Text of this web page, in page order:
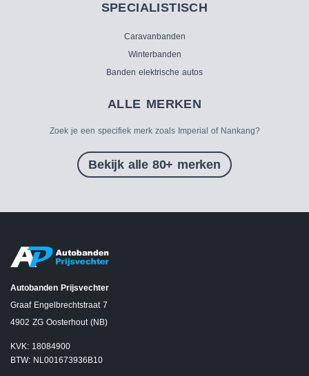
SPECIALISTISCH
Caravanbanden
Winterbanden
Banden elektrische autos
ALLE MERKEN
Zoek je een specifiek merk zoals Imperial of Nankang?
Bekijk alle 80+ merken
Autobanden Prijsvechter
Graaf Engelbrechtstraat 7
4902 ZG Oosterhout (NB)
KVK: 18084900
BTW: NL001673936B10